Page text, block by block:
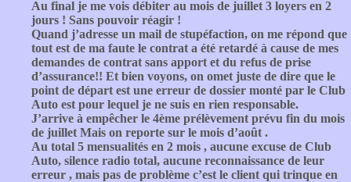
Au final je me vois débiter au mois de juillet 3 loyers en 2
jours ! Sans pouvoir réagir !
Quand j’adresse un mail de stupéfaction, on me répond que
tout est de ma faute le contrat a été retardé à cause de mes
demandes de contrat sans apport et du refus de prise
d’assurance!! Et bien voyons, on omet juste de dire que le
point de départ est une erreur de dossier monté par le Club
Auto est pour lequel je ne suis en rien responsable.
J’arrive à empêcher le 4ème prélèvement prévu fin du mois
de juillet Mais on reporte sur le mois d’août .
Au total 5 mensualités en 2 mois , aucune excuse de Club
Auto, silence radio total, aucune reconnaissance de leur
erreur , mais pas de problème c’est le client qui trinque en